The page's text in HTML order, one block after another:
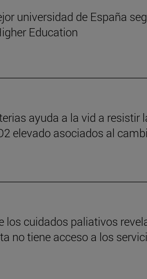
universidad de España
Education
ayuda a la vid a resistir
elevado asociados al
los cuidados paliativos
no tiene acceso a los